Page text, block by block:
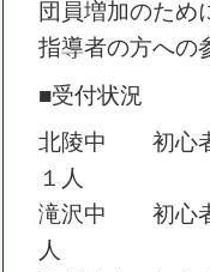
団員増加のため
指導者の方への
■受付状況
北陵中 初心者
１人
滝沢中 初心者
人